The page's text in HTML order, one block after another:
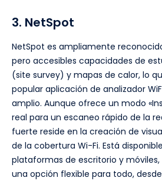
3. NetSpot
NetSpot es ampliamente
pero accesibles capacidades de
(site survey) y mapas de calor, lo
popular aplicación de analizador
amplio. Aunque ofrece un modo
real para un escaneo rápido de la
fuerte reside en la creación de
de la cobertura Wi-Fi. Está
plataformas de escritorio y
una opción flexible para todo,